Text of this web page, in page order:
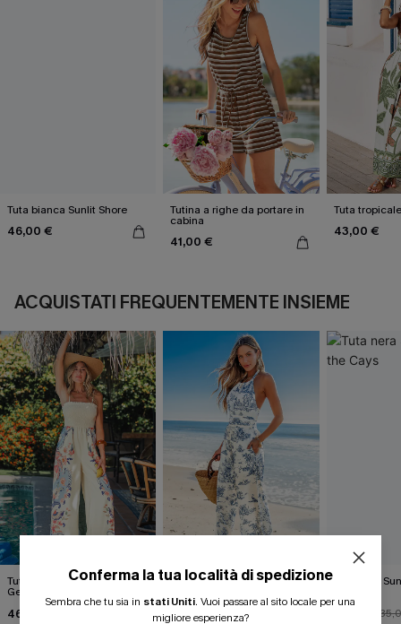
Tuta bianca Sunlit Shore
46,00 €
Tutina a righe da portare in
cabina
41,00 €
Tuta
43,00 €
ACQUISTATI FREQUENTEMENTE INSIEME
Tuta tropicale Grand
Gesture
46,00 €
Tuta a gamba dritta con
all'americana
28,00 €35,00 €
Tuta nera
Conferma la tua località di spedizione
Sembra che tu sia in stati Uniti. Vuoi passare al sito locale per una
migliore esperienza?